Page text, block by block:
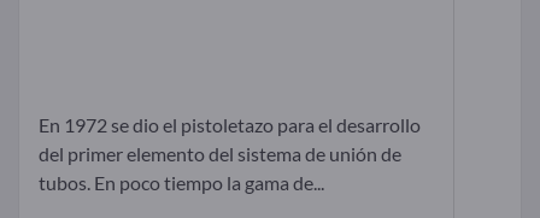
En 1972 se dio el pistoletazo para el desarrollo
del primer elemento del sistema de unión de
tubos. En poco tiempo la gama de...